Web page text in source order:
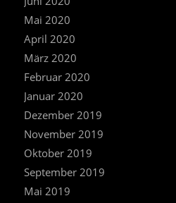
Mai 2020
April 2020
März 2020
Februar 2020
Januar 2020
Dezember 2019
November 2019
Oktober 2019
September 2019
Mai 2019